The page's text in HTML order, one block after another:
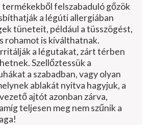
felszaba­duló gőzök
a légúti allergiában
tüneteit, például a tüsszögést,
rohamot is kiválthatnak.
a légutakat, zárt térben
Szellőztessük a
a szabadban, vagy olyan
ablakát nyitva hagyjuk, a
ajtót azonban zár­va,
teljesen meg nem szűnik a